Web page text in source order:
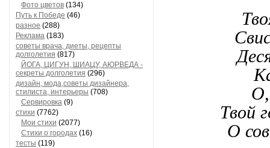
Фото цветов (134)
Путь к Победе (46)
разное (288)
Реклама (183)
советы врача, диеты, рецепты
долголетия (817)
ЙОГА, ЦИГУН, ШИАЦУ, АЮРВЕДА -
секреты долголетия (296)
дизайн, мода,советы дизайнера,
стилиста, интерьеры (708)
Сервировка (9)
стихи (7762)
Мои стихи (2077)
Стихи о городах (16)
тесты (119)
О,
Твой
О